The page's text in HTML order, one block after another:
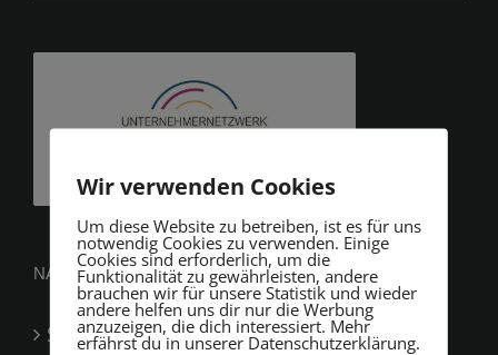
NAVIGATION
Startseite
Wir verwenden Cookies
Um diese Website zu betreiben, ist es für uns
notwendig Cookies zu verwenden. Einige
Cookies sind erforderlich, um die
Funktionalität zu gewährleisten, andere
brauchen wir für unsere Statistik und wieder
andere helfen uns dir nur die Werbung
anzuzeigen, die dich interessiert. Mehr
erfährst du in unserer Datenschutzerklärung.